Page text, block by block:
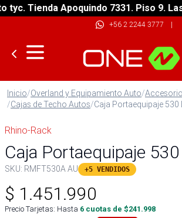
Tienda Apoquindo 7331. Piso 9. Las
+56 2 2244 3777 |
Inicio/Overland y Equipamiento Auto/
/Cajas de Techo Autos/Caja Portaequipaje 530
Rhino-Rack
Caja Portaequipaje
SKU: RMFT530A AU +5 VENDIDOS
$ 1.451.990
Precio Tarjetas: Hasta 6 cuotas de $241.998